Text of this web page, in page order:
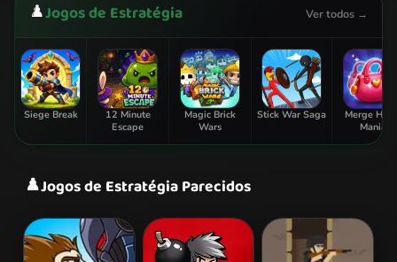
♟️Jogos de Estratégia Ver todos →
Siege Break
12 Minute
Escape
Magic Brick
Wars
Stick War Saga
Merge
Mania
♟️Jogos de Estratégia Parecidos